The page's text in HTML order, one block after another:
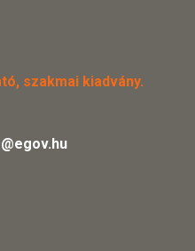
szakmai kiadvány.